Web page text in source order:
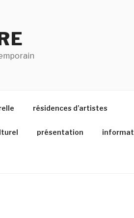
résidences d’artistes
présentation